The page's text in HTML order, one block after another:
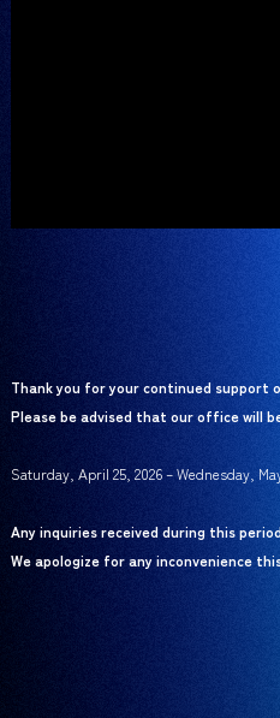
Thank you for your continued support
Please be advised that our office will
Saturday, April 25, 2026 – Wednesday,
Any inquiries received during this
We apologize for any inconvenience